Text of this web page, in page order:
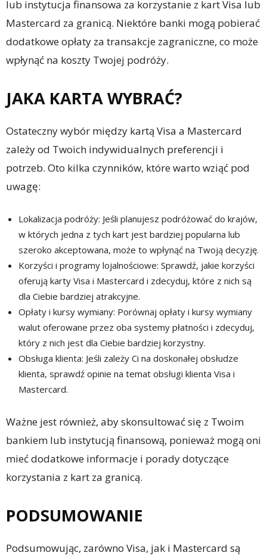
lub instytucja finansowa za korzystanie z kart Visa lub
Mastercard za granicą. Niektóre banki mogą pobierać
dodatkowe opłaty za transakcje zagraniczne, co może
wpłynąć na koszty Twojej podróży.
JAKA KARTA WYBRAĆ?
Ostateczny wybór między kartą Visa a Mastercard
zależy od Twoich indywidualnych preferencji i
potrzeb. Oto kilka czynników, które warto wziąć pod
uwagę:
Lokalizacja podróży: Jeśli planujesz podróżować do krajów,
w których jedna z tych kart jest bardziej popularna lub
szeroko akceptowana, może to wpłynąć na Twoją decyzję.
Korzyści i programy lojalnościowe: Sprawdź, jakie korzyści
oferują karty Visa i Mastercard i zdecyduj, które z nich są
dla Ciebie bardziej atrakcyjne.
Opłaty i kursy wymiany: Porównaj opłaty i kursy wymiany
walut oferowane przez oba systemy płatności i zdecyduj,
który z nich jest dla Ciebie bardziej korzystny.
Obsługa klienta: Jeśli zależy Ci na doskonałej obsłudze
klienta, sprawdź opinie na temat obsługi klienta Visa i
Mastercard.
Ważne jest również, aby skonsultować się z Twoim
bankiem lub instytucją finansową, ponieważ mogą oni
mieć dodatkowe informacje i porady dotyczące
korzystania z kart za granicą.
PODSUMOWANIE
Podsumowując, zarówno Visa, jak i Mastercard są